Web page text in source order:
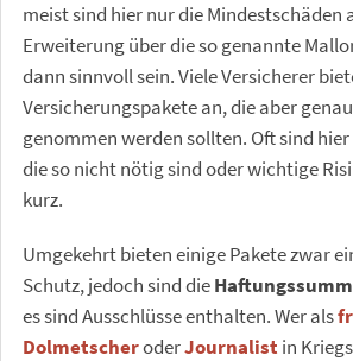
meist sind hier nur die Mindestschäden
Erweiterung über die so genannte
dann sinnvoll sein. Viele Versicherer
Versicherungspakete an, die aber
genommen werden sollten. Oft sind
die so nicht nötig sind oder wichtige
kurz.
Umgekehrt bieten einige Pakete zwar
Schutz, jedoch sind die
es sind Ausschlüsse enthalten. Wer als
DolmetscheroderJournalist in